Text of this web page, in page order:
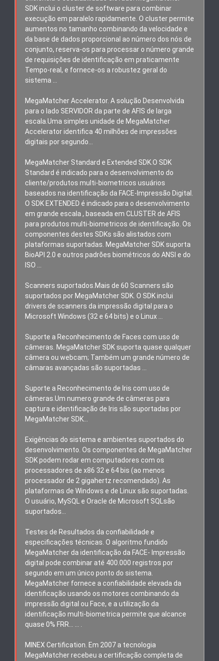
SDK inclui o cluster de software para combinar
execução em paralelo rapidamente. O cluster permite
aumentos no tamanho combinando da velocidade e
da base de dados proporcional ao número dos nós de
conjunto, reserva-os para processar o número grande
de requisições de identificação em praticamente
Tempo-real, e fornece-os a robustez geral do
sistema …
MegaMatcher Accelerator. A solução Desenvolvida
para o lado SERVIDOR da parte de AFIS de larga
escala.Uma simples unidade de MegaMatcher
Accelerator identifica 40 milhões de impressões
digitais por segundo…
MegaMatcher Standard e Extended SDK.O SDK
Standard é indicado para o desenvolvimento do
cliente/produtos multi-biometricos usuários
baseados na identificação da FACE-Impressão Digital.
O SDK EXTENDED é indicado para o desenvolvimento
em grande escala , baseada em CLUSTER de AFIS
para produtos multi-biometricos de identificação. Os
componentes destes SDKs são alistados com
plataformas suportadas. MegaMatcher SDK suporta
BioAPI 2.0 e outros padrões biométricos do ANSI e do
ISO …
Scanners suportados.Mais de 60 Scanners são
suportados por MegaMatcher SDK. O SDK inclui
drivers de scanners da impressão digital para o
Microsoft Windows (32 e 64 bits) e o Linux …
Suporte a Reconhecimento de Faces com uso de
câmeras. MegaMatcher SDK suporta quase qualquer
câmera ou webcam; Também um grande número de
câmaras avançadas são suportadas ...
Suporte a Reconhecimento de Iris com uso de
câmeras.Um numero grande de câmeras para
captura e identificação de Iris são suportadas por
MegaMatcher SDK…
Exigências do sistema e ambientes suportados do
desenvolvimento. Os componentes de MegaMatcher
SDK podem rodar em computadores com os
processadores de x86 32 e 64 bis (ao menos
processador de 2 gigahertz recomendado). As
plataformas de Windows e de Linux são suportadas.
O usuário, MySQL e Oracle de Microsoft SQLsão
suportados…
Testes de Resultados da confiabilidade e
especificações técnicas. O algoritmo fundido
MegaMatcher da identificação da FACE- Impressão
digital pode combinar até 400.000 registros por
segundo em um único ponto do sistema.
MegaMatcher fornece a confiabilidade elevada da
identificação usando os motores combinando da
impressão digital ou Face, e a utilização da
identificação multi-biometrica permite que alcance
quase 0% FRR… … .
MINEX Certification. Em 2007 a tecnologia
MegaMatcher recebeu a certificação completa de